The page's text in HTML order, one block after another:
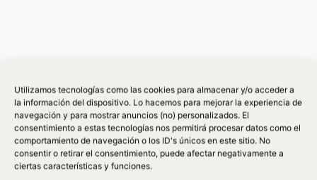
Utilizamos tecnologías como las cookies para almacenar y/o acceder a
la información del dispositivo. Lo hacemos para mejorar la experiencia de
navegación y para mostrar anuncios (no) personalizados. El
consentimiento a estas tecnologías nos permitirá procesar datos como el
comportamiento de navegación o los ID's únicos en este sitio. No
consentir o retirar el consentimiento, puede afectar negativamente a
ciertas características y funciones.